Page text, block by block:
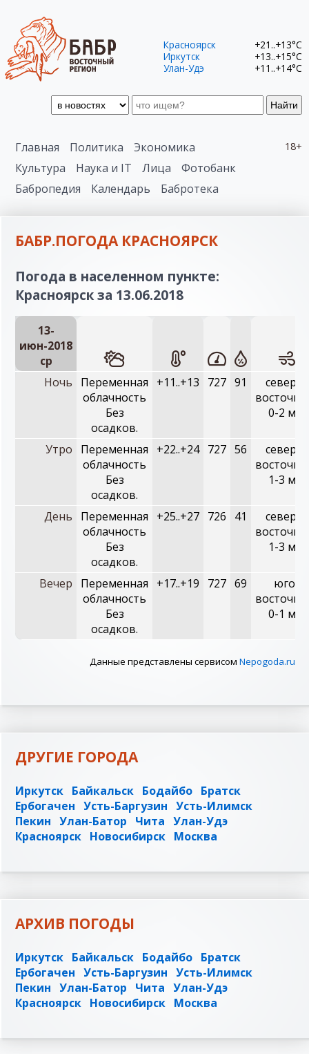
Найти
Красноярск
+21..+13°C
Иркутск
+13..+15°C
Улан-Удэ
+11..+14°C
18+
Главная Политика
Экономика
Культура
Наука и IT Лица
Фотобанк
Бабропедия
Календарь Бабротека
БАБР.ПОГОДА КРАСНОЯРСК
Погода в населенном пункте:
Красноярск за 13.06.2018
13-
июн-2018
ср
Ночь
Переменная
облачность
Без
осадков.
+11..+13 727 91
северо-
0-2 м/с
Утро
Переменная
облачность
Без
осадков.
+22..+24 727 56
северо-
1-3 м/с
День
Переменная
облачность
Без
осадков.
+25..+27 726 41
северо-
1-3 м/с
Вечер
Переменная
облачность
Без
осадков.
+17..+19 727 69
юго-
0-1 м/с
Данные представлены сервисом Nepogoda.ru
ДРУГИЕ ГОРОДА
Иркутск Байкальск Бодайбо Братск
Ербогачен Усть-Баргузин Усть-Илимск
Пекин Улан-Батор Чита Улан-Удэ
Красноярск Новосибирск Москва
АРХИВ ПОГОДЫ
Иркутск Байкальск Бодайбо Братск
Ербогачен Усть-Баргузин Усть-Илимск
Пекин Улан-Батор Чита Улан-Удэ
Красноярск Новосибирск Москва